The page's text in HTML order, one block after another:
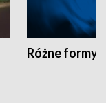
Różne formy